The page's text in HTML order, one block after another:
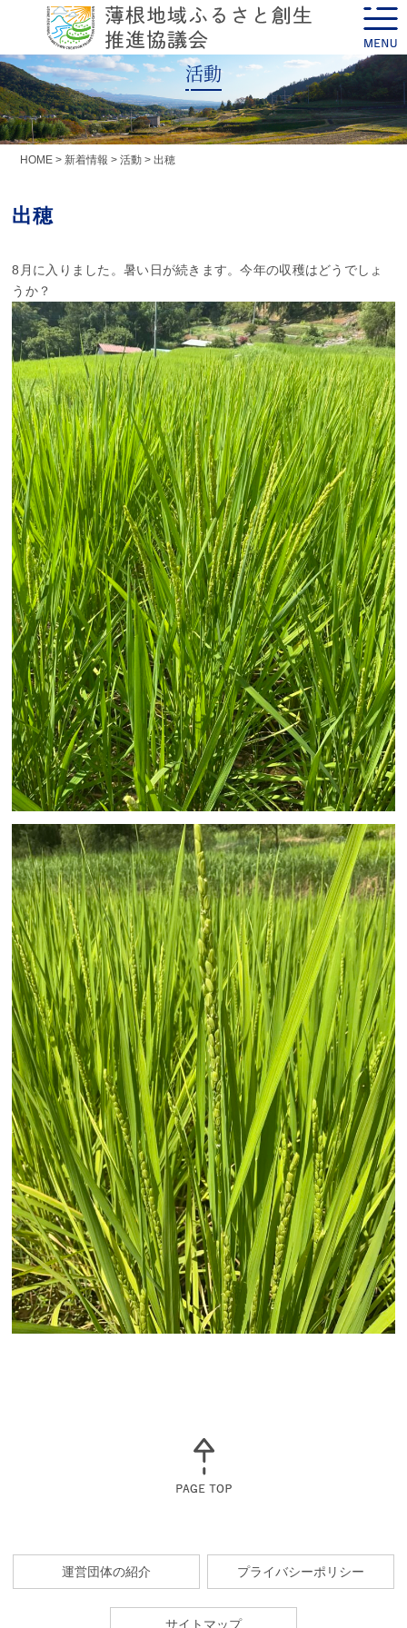
toggle
活動
HOME > 新着情報 >活動 >出穂
出穂
8月に入りました。暑い日が続きます。今年の収穫はどうでしょ
うか？
運営団体の紹介 プライバシーポリシー
サイトマップ